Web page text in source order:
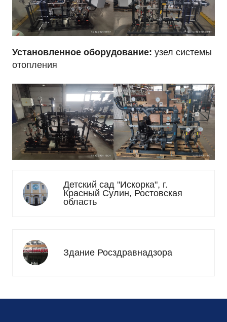
Установленное оборудование: узел системы
отопления
Детский сад "Искорка", г.
Красный Сулин, Ростовская
область
Здание Росздравнадзора